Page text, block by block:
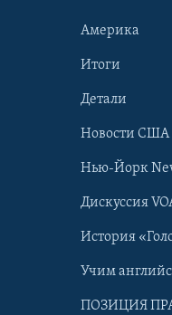
Америка
Итоги
Детали
Новости США
Нью-Йорк
Дискуссия
История
Учим
ПОЗИЦИЯ